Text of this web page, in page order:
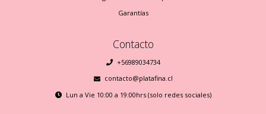
Garantías
Contacto
+56989034734
contacto@platafina.cl
Lun a Vie 10:00 a 19:00hrs (solo redes sociales)